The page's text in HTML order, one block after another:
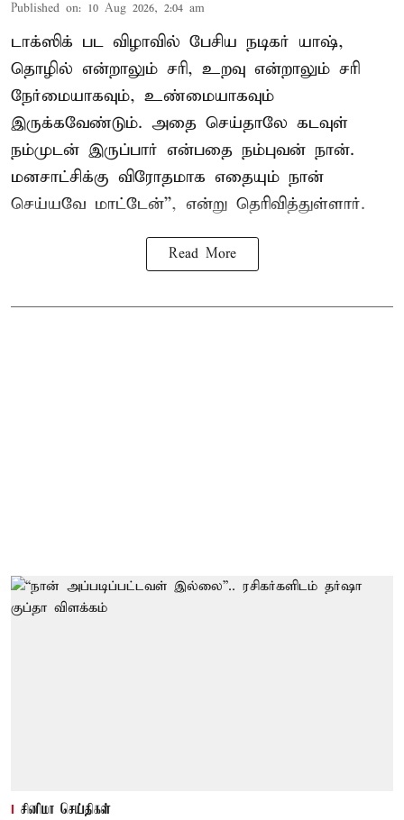
Published on: 10 Aug 2026, 2:04 am
டாக்ஸிக் பட விழாவில் பேசிய நடிகர் யாஷ்,
தொழில் என்றாலும் சரி, உறவு என்றாலும் சரி
நேர்மையாகவும், உண்மையாகவும்
இருக்கவேண்டும். அதை செய்தாலே கடவுள்
நம்முடன் இருப்பார் என்பதை நம்புவன் நான்.
மனசாட்சிக்கு விரோதமாக எதையும் நான்
செய்யவே மாட்டேன்'', என்று தெரிவித்துள்ளார்.
Read More
சினிமா செய்திகள்